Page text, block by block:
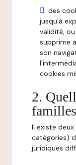
des
jusqu'à
validité,
supprime
son
cookies
2.
Il existe
catégories)
juridiques